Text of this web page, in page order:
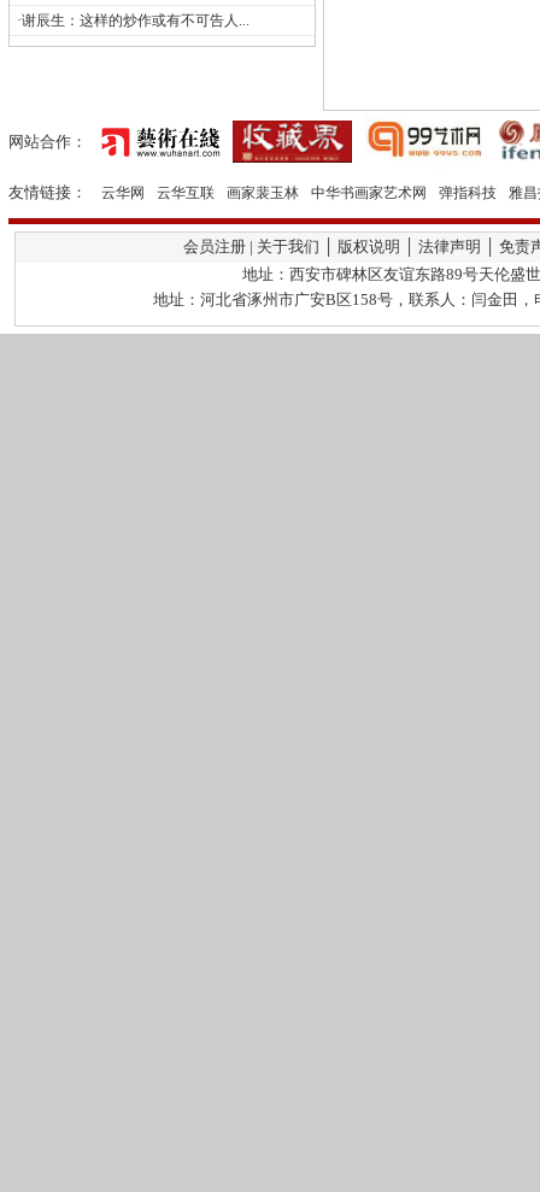
·谢辰生：这样的炒作或有不可告人...
网站合作：
友情链接： 云华网 云华互联 画家裴玉林 中华书画家艺术网 弹指科技 雅
会员注册 | 关于我们 │ 版权说明 │ 法律声明 │ 免
地址：西安市碑林区友谊东路89号天伦盛
地址：河北省涿州市广安B区158号，联系人：闫金田